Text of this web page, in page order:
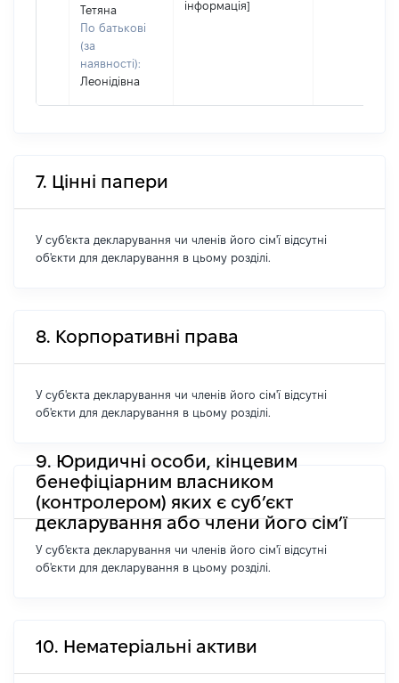
Тетяна
По батькові
(за
наявності):
Леонідівна
інформація]
7. Цінні папери
У суб'єкта декларування чи членів його сім'ї відсутні
об'єкти для декларування в цьому розділі.
8. Корпоративні права
У суб'єкта декларування чи членів його сім'ї відсутні
об'єкти для декларування в цьому розділі.
9. Юридичні особи, кінцевим
бенефіціарним власником
(контролером) яких є суб’єкт
декларування або члени його сім’ї
У суб'єкта декларування чи членів його сім'ї відсутні
об'єкти для декларування в цьому розділі.
10. Нематеріальні активи